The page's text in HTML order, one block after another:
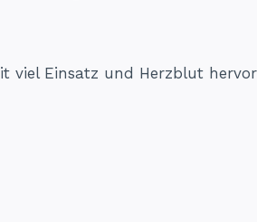
viel Einsatz und Herzblut